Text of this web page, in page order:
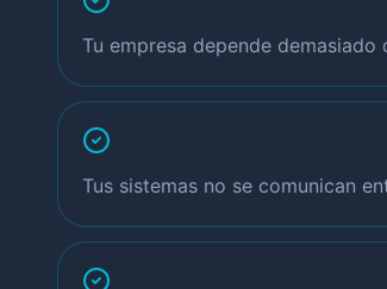
Tu empresa depende demasiado
Tus sistemas no se comunican